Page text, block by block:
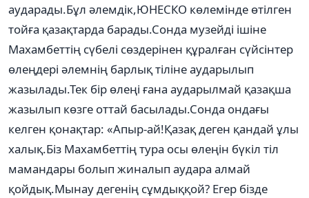
аударады.Бұл әлемдік,ЮНЕСКО көлемінде өтілген
тойға қазақтарда барады.Сонда музейді ішіне
Махамбеттің сүбелі сөздерінен құралған сүйсінтер
өлеңдері әлемнің барлық тіліне аударылып
жазылады.Тек бір өлеңі ғана аударылмай қазақша
жазылып көзге оттай басылады.Сонда ондағы
келген қонақтар: «Апыр-ай!Қазақ деген қандай ұлы
халық.Біз Махамбеттің тура осы өлеңін бүкіл тіл
мамандары болып жиналып аудара алмай
қойдық.Мынау дегенің сұмдыққой? Егер бізде